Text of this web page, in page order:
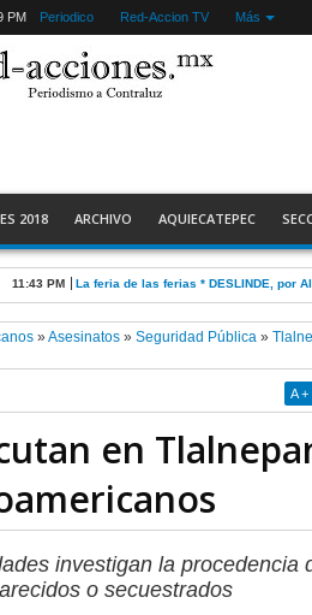
PM Periodico Red-Accion TV Más
2018 ARCHIVO AQUIECATEPEC
11:28 PM Ecatepec detiene a 2 y recuperan auto
»Asesinatos» Seguridad Pública»
A +
en
investigan la
o secuestrados